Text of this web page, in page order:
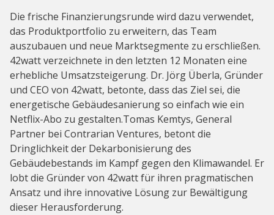
Die frische Finanzierungsrunde wird dazu verwendet,
das Produktportfolio zu erweitern, das Team
auszubauen und neue Marktsegmente zu erschließen.
42watt verzeichnete in den letzten 12 Monaten eine
erhebliche Umsatzsteigerung. Dr. Jörg Überla, Gründer
und CEO von 42watt, betonte, dass das Ziel sei, die
energetische Gebäudesanierung so einfach wie ein
Netflix-Abo zu gestalten.Tomas Kemtys, General
Partner bei Contrarian Ventures, betont die
Dringlichkeit der Dekarbonisierung des
Gebäudebestands im Kampf gegen den Klimawandel. Er
lobt die Gründer von 42watt für ihren pragmatischen
Ansatz und ihre innovative Lösung zur Bewältigung
dieser Herausforderung.